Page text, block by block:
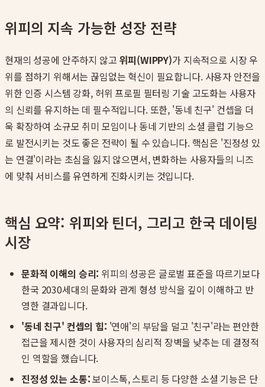
위피의 지속 가능한 성장 전략
현재의 성공에 안주하지 않고 위피(WIPPY)가 지속적으로 시장 우
위를 점하기 위해서는 끊임없는 혁신이 필요합니다. 사용자 안전을
위한 인증 시스템 강화, 허위 프로필 필터링 기술 고도화는 사용자
의 신뢰를 유지하는 데 필수적입니다. 또한, '동네 친구' 컨셉을 더
욱 확장하여 소규모 취미 모임이나 동네 기반의 소셜 클럽 기능으
로 발전시키는 것도 좋은 전략이 될 수 있습니다. 핵심은 '진정성 있
는 연결'이라는 초심을 잃지 않으면서, 변화하는 사용자들의 니즈
에 맞춰 서비스를 유연하게 진화시키는 것입니다.
핵심 요약: 위피와 틴더, 그리고 한국 데이팅
시장
문화적 이해의 승리: 위피의 성공은 글로벌 표준을 따르기보다
한국 2030세대의 문화와 관계 형성 방식을 깊이 이해하고 반
영한 결과입니다.
'동네 친구' 컨셉의 힘: '연애'의 부담을 덜고 '친구'라는 편안한
접근을 제시한 것이 사용자의 심리적 장벽을 낮추는 데 결정적
인 역할을 했습니다.
진정성 있는 소통:보이스톡, 스토리 등 다양한 소셜 기능은 단